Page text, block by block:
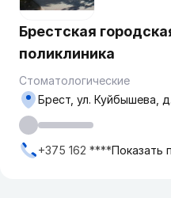
Брестская
поликлиника
Стоматологические
Брест, ул. Куйбышева,
+375 162 ****Показать